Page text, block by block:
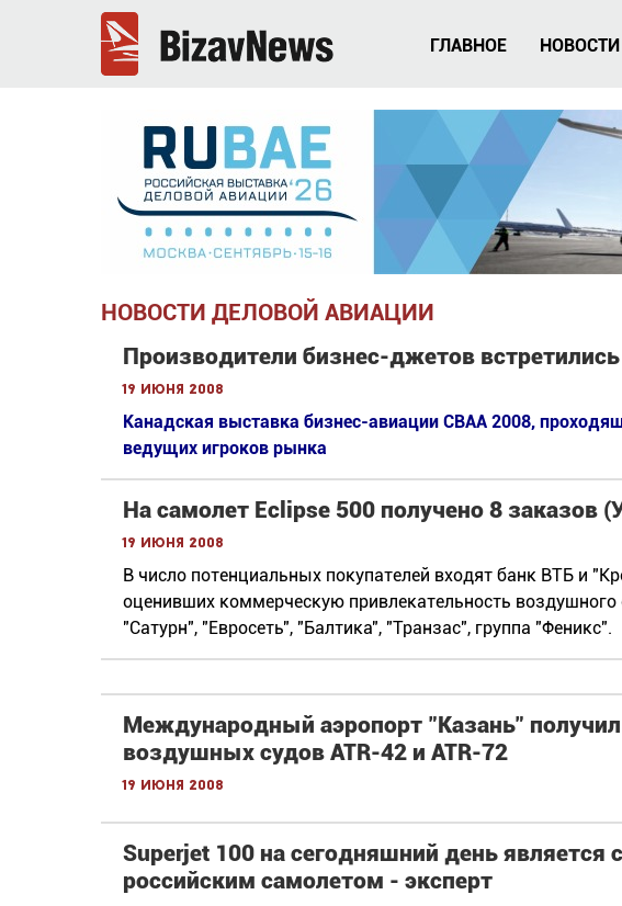
ГЛАВНОЕ НОВОСТИ
НОВОСТИ ДЕЛОВОЙ АВИАЦИИ
Производители бизнес-джетов
19 июня 2008
Канадская выставка бизнес-авиации CBAA 2008,
ведущих игроков рынка
На самолет Eclipse 500 получено 8 заказов
19 июня 2008
В число потенциальных покупателей входят банк ВТБ и
оценивших коммерческую привлекательность
"Сатурн", "Евросеть", "Балтика", "Транзас", группа "Феникс".
Международный аэропорт "Казань"
воздушных судов ATR-42 и ATR-72
19 июня 2008
Superjet 100 на сегодняшний день
российским самолетом - эксперт